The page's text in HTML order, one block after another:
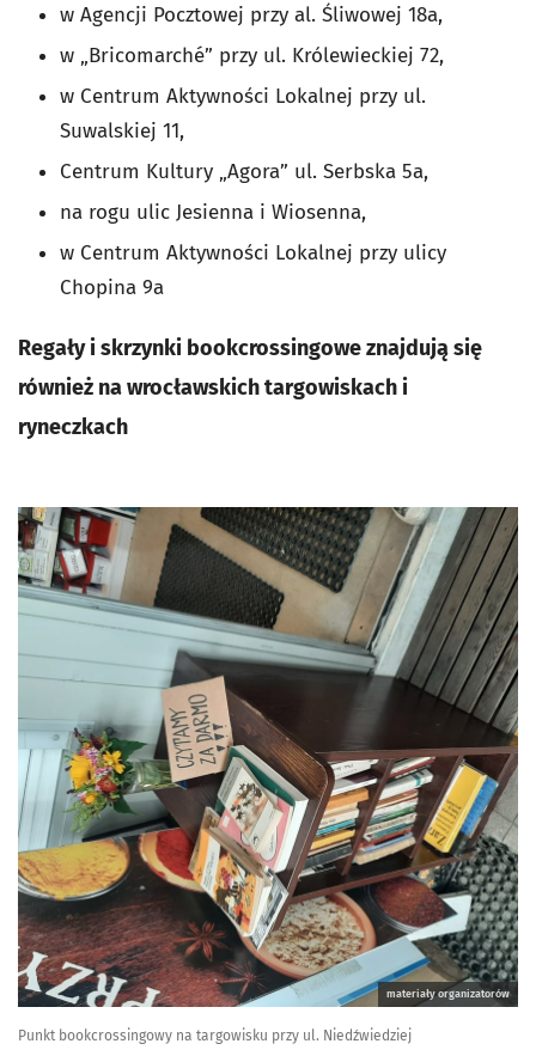
w Agencji Pocztowej przy al. Śliwowej 18a,
w „Bricomarché” przy ul. Królewieckiej 72,
w Centrum Aktywności Lokalnej przy ul.
Suwalskiej 11,
Centrum Kultury „Agora” ul. Serbska 5a,
na rogu ulic Jesienna i Wiosenna,
w Centrum Aktywności Lokalnej przy ulicy
Chopina 9a
Regały i skrzynki bookcrossingowe znajdują się
również na wrocławskich targowiskach i
ryneczkach
materiały organizatorów
Punkt bookcrossingowy na targowisku przy ul. Niedźwiedziej